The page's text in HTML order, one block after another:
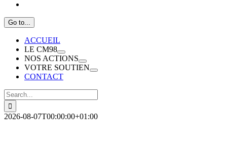
Go to...
ACCUEIL
LE CM98
NOS ACTIONS
VOTRE SOUTIEN
CONTACT
Search
for:
2026-08-07T00:00:00+01:00